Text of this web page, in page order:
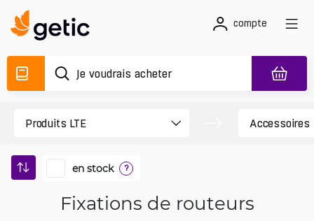
compte
en stock ?
Fixations de routeurs